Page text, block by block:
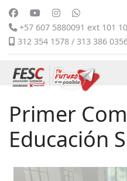
+57 607 5880091 ext 101
312 354 1578 / 313 386
Primer
Educación